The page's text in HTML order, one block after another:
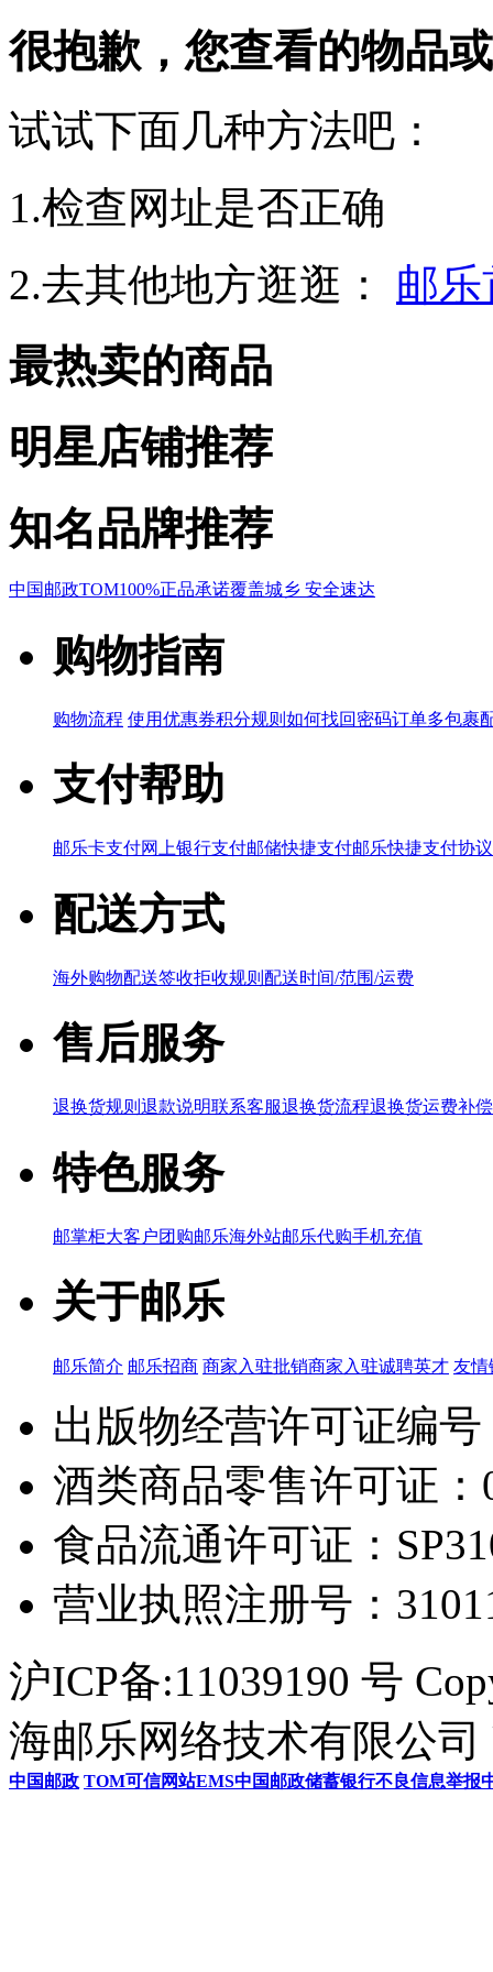
很抱歉，您查看的物品
试试下面几种方法吧：
1.检查网址是否正确
2.去其他地方逛逛：
邮
最热卖的商品
明星店铺推荐
知名品牌推荐
中国邮政TOM100%正品承诺覆盖城乡 安全速达
购物指南
购物流程 使用优惠券积分规则 如何找回密码订单多包裹
支付帮助
邮乐卡支付网上银行支付邮储快捷支付邮乐快捷支付协议
配送方式
海外购物配送签收拒收规则 配送时间/范围/运费
售后服务
退换货规则 退款说明联系客服退换货流程退换货运费补
特色服务
邮掌柜大客户团购邮乐海外站邮乐代购手机充值
关于邮乐
邮乐简介 邮乐招商 商家入驻批销商家入驻诚聘英才 友情
出版物经营许可证编
酒类商品零售许可证：
食品流通许可证：
营业执照注册号：
沪ICP备:11039190 号
海邮乐网络技术有限公司
中国邮政 TOM可信网站EMS中国邮政储蓄银行不良信息举报